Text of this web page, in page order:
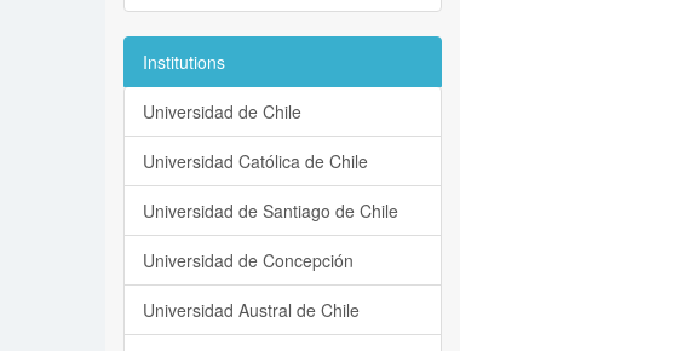
Institutions
Universidad de Chile
Universidad Católica de Chile
Universidad de Santiago de Chile
Universidad de Concepción
Universidad Austral de Chile